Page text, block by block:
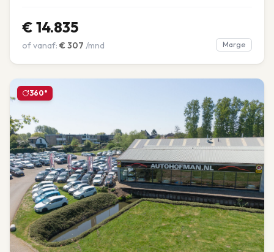
€ 14.835
of vanaf: € 307 /mnd Marge
360°